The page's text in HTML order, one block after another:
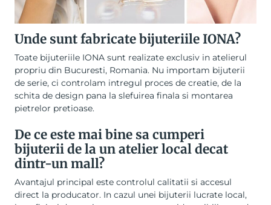
Unde sunt fabricate bijuteriile IONA?
Toate bijuteriile IONA sunt realizate exclusiv in atelierul
propriu din Bucuresti, Romania. Nu importam bijuterii
de serie, ci controlam intregul proces de creatie, de la
schita de design pana la slefuirea finala si montarea
pietrelor pretioase.
De ce este mai bine sa cumperi
bijuterii de la un atelier local decat
dintr-un mall?
Avantajul principal este controlul calitatii si accesul
direct la producator. In cazul unei bijuterii lucrate local,